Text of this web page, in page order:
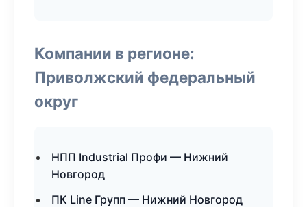
Компании в регионе:
Приволжский федеральный
округ
НПП Industrial Профи — Нижний
Новгород
ПК Line Групп — Нижний Новгород